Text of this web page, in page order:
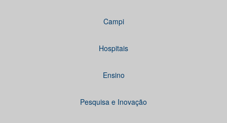
Campi
Hospitais
Ensino
Pesquisa e Inovação